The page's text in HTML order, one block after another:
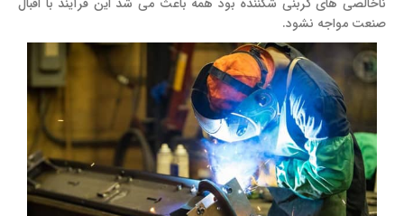
صنعت مواجه نشود.